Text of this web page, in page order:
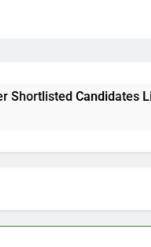
List for